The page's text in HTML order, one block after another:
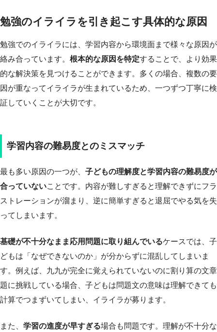
勉強のイライラを引き起こす具体的な原因
勉強でのイライラには、学習内容から環境面まで様々な原因が
絡み合っています。 根本的な原因を特定することで、より効果
的な解決策を見つけることができます。多くの場合、複数の要
因が重なってイライラが生まれているため、一つずつ丁寧に検
証していくことが大切です。
学習内容の難易度とのミスマッチ
最も多い原因の一つが、 子どもの理解度と学習内容の難易度が
合っていないことです。内容が難しすぎると理解できずにフラ
ストレーションが溜まり、逆に簡単すぎると退屈でやる気を失
ってしまいます。
基礎が不十分なまま応用問題に取り組んでいるケースでは、子
どもは「なぜできないのか」が分からずに混乱してしまいま
す。例えば、九九が完全に覚えられていないのに割り算の文章
題に挑戦している場合、子どもは問題文の意味は理解できても
計算でつまずいてしまい、イライラが募ります。
また、 学習の進度が早すぎる場合も問題です。理解が不十分な